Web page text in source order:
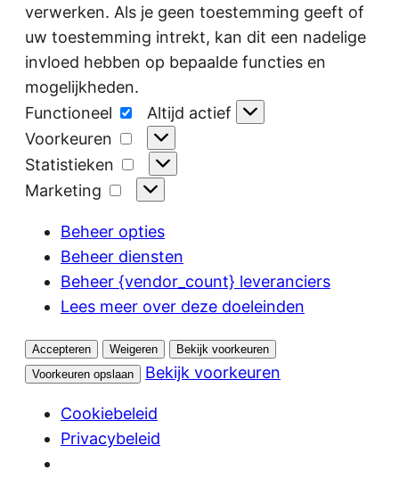
verwerken. Als je geen toestemming geeft of
uw toestemming intrekt, kan dit een nadelige
invloed hebben op bepaalde functies en
mogelijkheden.
Functioneel
Functioneel
Altijd actief
Voorkeuren
Voorkeuren
Statistieken
Statistieken
Marketing
Marketing
Beheer opties
Beheer diensten
Beheer {vendor_count} leveranciers
Lees meer over deze doeleinden
Accepteren Weigeren
Bekijk voorkeuren
Voorkeuren opslaan
Bekijk voorkeuren
Cookiebeleid
Privacybeleid